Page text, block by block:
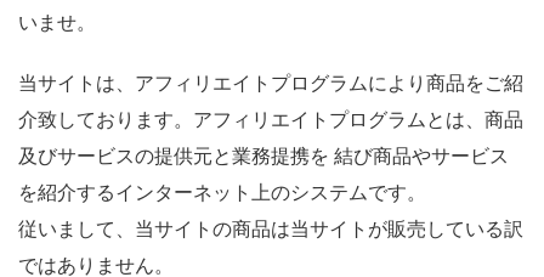
いませ。
当サイトは、アフィリエイトプログラムにより商品をご紹
介致しております。アフィリエイトプログラムとは、商品
及びサービスの提供元と業務提携を 結び商品やサービス
を紹介するインターネット上のシステムです。
従いまして、当サイトの商品は当サイトが販売している訳
ではありません。